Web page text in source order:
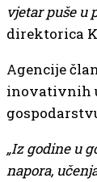
vjetar puše u
direktorica
Agencije
inovativnih
„Iz godine u
napora,